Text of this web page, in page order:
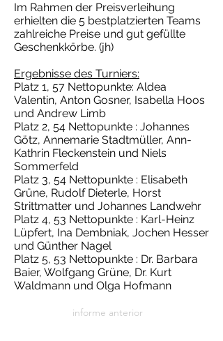
Im Rahmen der Preisverleihung
erhielten die 5 bestplatzierten Teams
zahlreiche Preise und gut gefüllte
Geschenkkörbe. (jh)
Ergebnisse des Turniers:
Platz 1, 57 Nettopunkte: Aldea
Valentin, Anton Gosner, Isabella Hoos
und Andrew Limb
Platz 2, 54 Nettopunkte : Johannes
Götz, Annemarie Stadtmüller, Ann-
Kathrin Fleckenstein und Niels
Sommerfeld
Platz 3, 54 Nettopunkte : Elisabeth
Grüne, Rudolf Dieterle, Horst
Strittmatter und Johannes Landwehr
Platz 4, 53 Nettopunkte : Karl-Heinz
Lüpfert, Ina Dembniak, Jochen Hesser
und Günther Nagel
Platz 5, 53 Nettopunkte : Dr. Barbara
Baier, Wolfgang Grüne, Dr. Kurt
Waldmann und Olga Hofmann
informe anterior